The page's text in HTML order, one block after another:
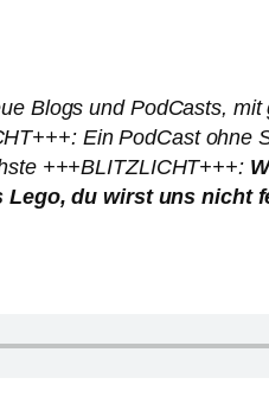
Blogs und PodCasts, mit
Ein PodCast ohne
+++BLITZLICHT+++:
Lego, du wirst uns nicht